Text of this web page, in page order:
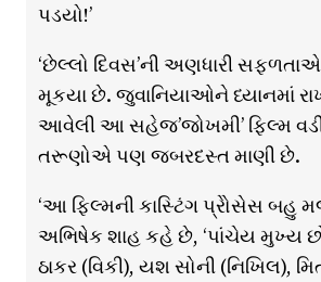
પડયો!’
‘છેલ્લો દિવસ’ની અણધારી
મૂકયા છે. જુવાનિયાઓને ધ્યાનમાં
આવેલી આ સહેજ’જોખમી’ ફ્લ્મિ
તરૂણોએ પણ જબરદસ્ત માણી છે.
‘આ ફ્લ્મિની કાસ્ટિંગ પ્રોેસેસ બહુ
અભિષેક શાહ કહે છે, ‘પાંચેય મુખ્ય
ઠાકર (વિકી), યશ સોની (નિખિલ),